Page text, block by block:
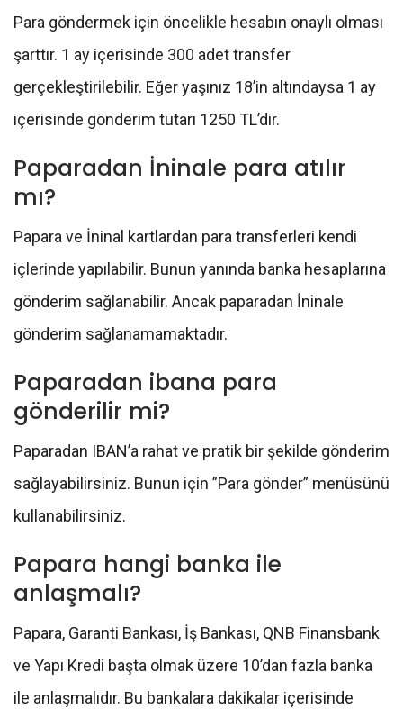
Para göndermek için öncelikle hesabın onaylı olması
şarttır. 1 ay içerisinde 300 adet transfer
gerçekleştirilebilir. Eğer yaşınız 18’in altındaysa 1 ay
içerisinde gönderim tutarı 1250 TL’dir.
Paparadan İninale para atılır
mı?
Papara ve İninal kartlardan para transferleri kendi
içlerinde yapılabilir. Bunun yanında banka hesaplarına
gönderim sağlanabilir. Ancak paparadan İninale
gönderim sağlanamamaktadır.
Paparadan ibana para
gönderilir mi?
Paparadan IBAN’a rahat ve pratik bir şekilde gönderim
sağlayabilirsiniz. Bunun için ”Para gönder” menüsünü
kullanabilirsiniz.
Papara hangi banka ile
anlaşmalı?
Papara, Garanti Bankası, İş Bankası, QNB Finansbank
ve Yapı Kredi başta olmak üzere 10’dan fazla banka
ile anlaşmalıdır. Bu bankalara dakikalar içerisinde